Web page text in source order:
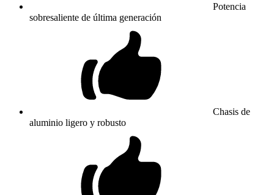
Potencia
sobresaliente de última generación
Chasis de
aluminio ligero y robusto